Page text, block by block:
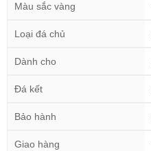
Màu sắc vàng
Loại đá chủ
Dành cho
Đá kết
Bảo hành
Giao hàng